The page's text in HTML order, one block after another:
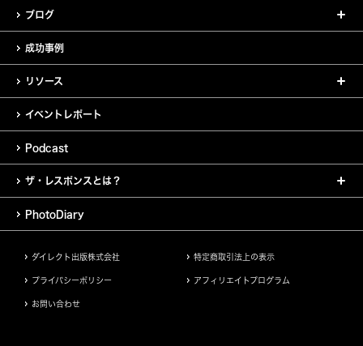
ブログ
成功事例
リソース
イベントレポート
Podcast
ザ・レスポンスとは？
PhotoDiary
ダイレクト出版株式会社 特定商取引法上の表示
プライバシーポリシー アフィリエイトプログラム
お問い合わせ